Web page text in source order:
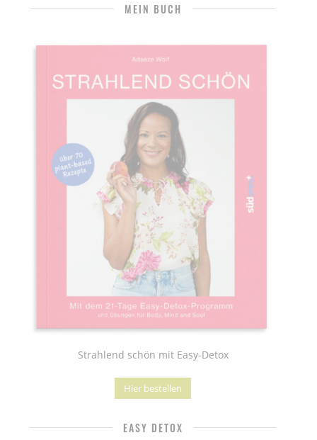
MEIN BUCH
Strahlend schön mit Easy-Detox
Hier bestellen
EASY DETOX